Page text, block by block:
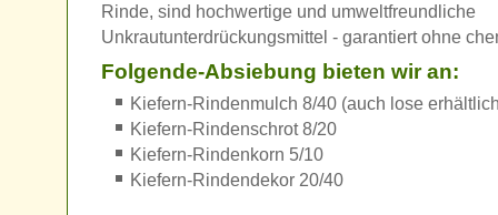
Rinde, sind hochwertige und umweltfreundliche
Unkrautunterdrückungsmittel - garantiert ohne
Folgende-Absiebung bieten wir an:
Kiefern-Rindenmulch 8/40 (auch lose
Kiefern-Rindenschrot 8/20
Kiefern-Rindenkorn 5/10
Kiefern-Rindendekor 20/40